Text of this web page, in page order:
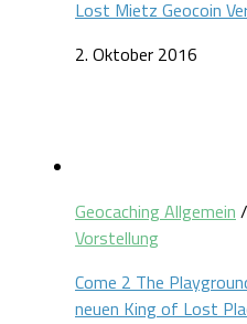
Lost Mietz Geocoin
2. Oktober 2016
Geocaching Allgemein /
Vorstellung
Come 2 The
neuen King of Lost